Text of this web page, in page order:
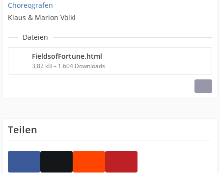
Choreografen
Klaus & Marion Völkl
Dateien
FieldsofFortune.html
3,82 kB – 1.604 Downloads
Teilen